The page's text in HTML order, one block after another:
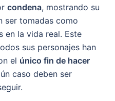
condena, mostrando su
ser tomadas como
en la vida real. Este
sus personajes han
el único fin de hacer
caso deben ser